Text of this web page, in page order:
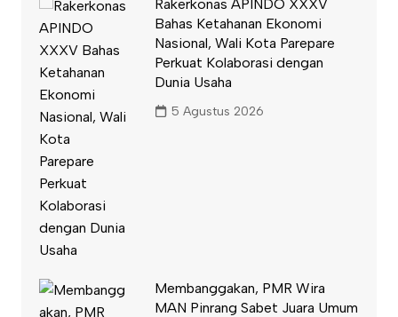
Rakerkonas APINDO XXXV
Bahas Ketahanan Ekonomi
Nasional, Wali Kota Parepare
Perkuat Kolaborasi dengan
Dunia Usaha
5 Agustus 2026
Membanggakan, PMR Wira
MAN Pinrang Sabet Juara Umum